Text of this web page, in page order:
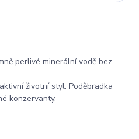
perlivé minerální vodě bez
životní styl. Poděbradka
konzervanty.